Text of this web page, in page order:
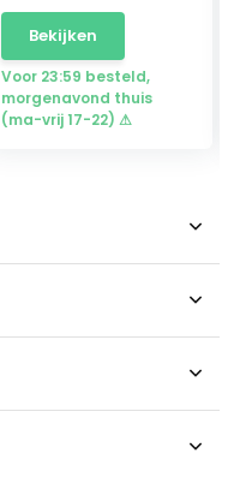
Bekijken
Voor 23:59 besteld,
morgenavond thuis
(ma-vrij 17-22) ⚠